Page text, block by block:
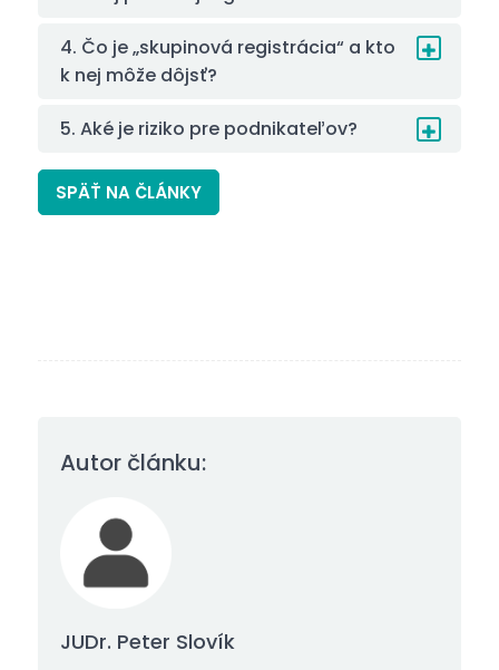
4. Čo je „skupinová registrácia“ a kto
k nej môže dôjsť?
5. Aké je riziko pre podnikateľov?
SPÄŤ NA ČLÁNKY
Autor článku:
JUDr. Peter Slovík